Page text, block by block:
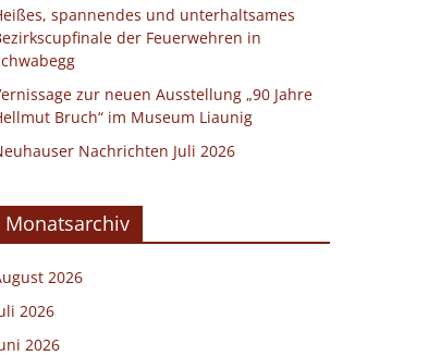
spannendes und unterhaltsames
der Feuerwehren in
zur neuen Ausstellung „90 Jahre
Bruch“ im Museum Liaunig
Nachrichten Juli 2026
Monatsarchiv
2026
2026
2026